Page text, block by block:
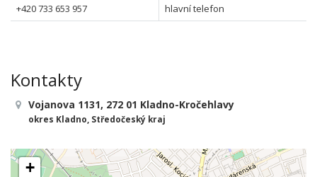
+420 733 653 957 hlavní telefon
Kontakty
Vojanova 1131, 272 01 Kladno-Kročehlavy
okres Kladno, Středočeský kraj
+